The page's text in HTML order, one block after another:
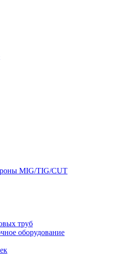
MIG/TIG/CUT
труб
оборудование